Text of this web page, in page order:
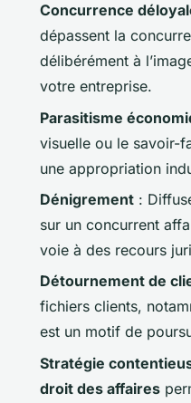
Concurrence
dépassent la
délibérément à
votre entreprise.
Parasitisme
visuelle ou le savoir-
une appropriation
Dénigrement :
sur un concurrent
voie à des recours
Détournement de
fichiers clients,
est un motif de
Stratégie
droit des affaires